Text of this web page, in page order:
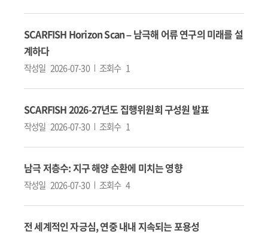
SCARFISH Horizon Scan – 남극해 어류 연구의 미래를 설
계하다
작성일 2026-07-30 조회수 1
SCARFISH 2026-27년도 집행위원회 구성원 발표
작성일 2026-07-30 조회수 1
남극 저층수: 지구 해양 순환에 미치는 영향
작성일 2026-07-30 조회수 4
전 세계적인 자긍심, 연중 내내 지속되는 포용성